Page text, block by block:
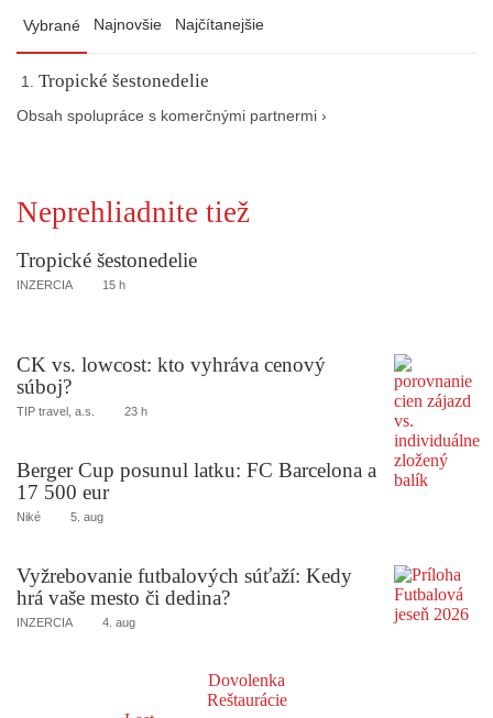
Vybrané Najnovšie Najčítanejšie
Tropické šestonedelie
Obsah spolupráce s komerčnými partnermi ›
Neprehliadnite tiež
Tropické šestonedelie
INZERCIA 15 h
CK vs. lowcost: kto vyhráva cenový
súboj?
TIP travel, a.s. 23 h
Berger Cup posunul latku: FC Barcelona a
17 500 eur
Niké 5. aug
Vyžrebovanie futbalových súťaží: Kedy
hrá vaše mesto či dedina?
INZERCIA 4. aug
Dovolenka
Reštaurácie